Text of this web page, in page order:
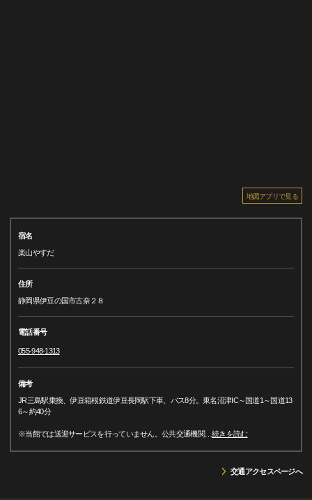
地図アプリで見る
宿名
楽山やすだ
住所
静岡県伊豆の国市古奈２８
電話番号
055-948-1313
備考
JR三島駅乗換、伊豆箱根鉄道伊豆長岡駅下車、バス8分。東名沼津IC～国道1～国道13
6～約40分
※当館では送迎サービスを行っていません。公共交通機関…続きを読む
交通アクセスページへ